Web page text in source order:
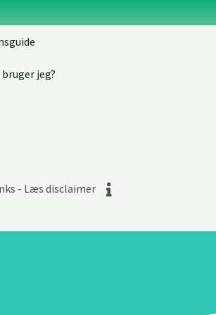
jeg?
- Læs disclaimer